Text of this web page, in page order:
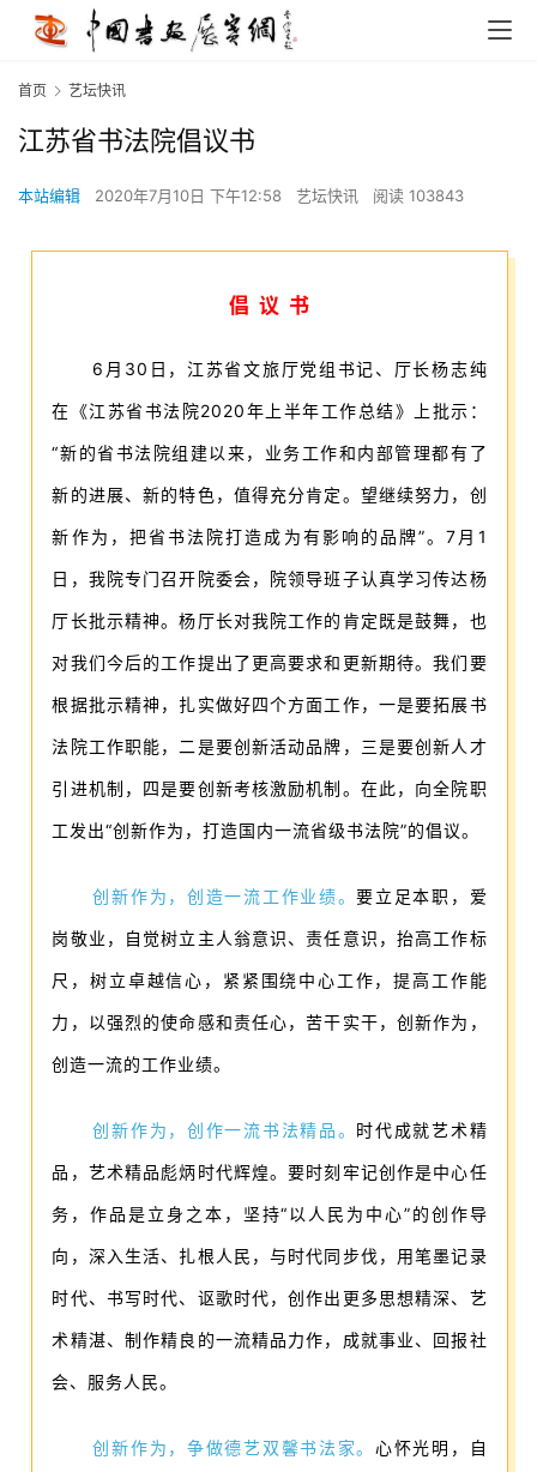
首页 艺坛快讯
江苏省书法院倡议书
本站编辑 2020年7月10日 下午12:58 艺坛快讯 阅读 103843
倡 议 书
6月30日，江苏省文旅厅党组书记、厅长杨志纯
在《江苏省书法院2020年上半年工作总结》上批示：
“新的省书法院组建以来，业务工作和内部管理都有了
新的进展、新的特色，值得充分肯定。望继续努力，创
新作为，把省书法院打造成为有影响的品牌”。7月1
日，我院专门召开院委会，院领导班子认真学习传达杨
厅长批示精神。杨厅长对我院工作的肯定既是鼓舞，也
对我们今后的工作提出了更高要求和更新期待。我们要
根据批示精神，扎实做好四个方面工作，一是要拓展书
法院工作职能，二是要创新活动品牌，三是要创新人才
引进机制，四是要创新考核激励机制。在此，向全院职
工发出“创新作为，打造国内一流省级书法院”的倡议。
创新作为，创造一流工作业绩。要立足本职，爱
岗敬业，自觉树立主人翁意识、责任意识，抬高工作标
尺，树立卓越信心，紧紧围绕中心工作，提高工作能
力，以强烈的使命感和责任心，苦干实干，创新作为，
创造一流的工作业绩。
创新作为，创作一流书法精品。 时代成就艺术精
品，艺术精品彪炳时代辉煌。要时刻牢记创作是中心任
务，作品是立身之本，坚持“以人民为中心”的创作导
向，深入生活、扎根人民，与时代同步伐，用笔墨记录
时代、书写时代、讴歌时代，创作出更多思想精深、艺
术精湛、制作精良的一流精品力作，成就事业、回报社
会、服务人民。
创新作为，争做德艺双馨书法家。心怀光明，自